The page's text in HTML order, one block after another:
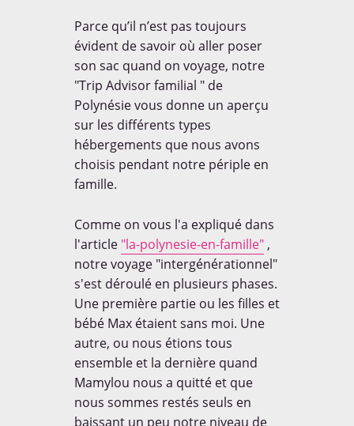
La parole des enfants
Le coin de Maman Le coin de Papa
Le coin des invités
Le coin des voyageurs
Les ONG No Comment
Non classé Nos bons plans
Notre Trip Advisor On a testé pour vous
Portraits de papas Projet
EN SAVOIR [+]
NOUS SUIVRE
12,693

7,338

487

3,329

105

1,347

87
Parce qu’il n’est pas toujours
évident de savoir où aller poser
son sac quand on voyage, notre
"Trip Advisor familial " de
Polynésie vous donne un aperçu
sur les différents types
hébergements que nous avons
choisis pendant notre périple en
famille.
Comme on vous l'a expliqué dans
l'article "la-polynesie-en-famille" ,
notre voyage "intergénérationnel"
s'est déroulé en plusieurs phases.
Une première partie ou les filles et
bébé Max étaient sans moi. Une
autre, ou nous étions tous
ensemble et la dernière quand
Mamylou nous a quitté et que
nous sommes restés seuls en
baissant un peu notre niveau de